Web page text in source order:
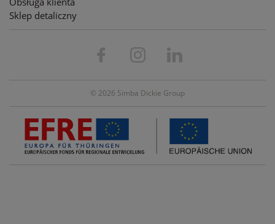
Sklep detaliczny
© 2026 Simba Dickie Group